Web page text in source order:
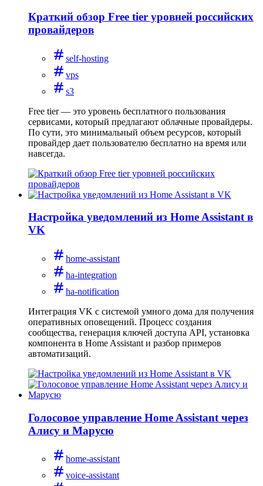
Краткий обзор Free tier уровней российских
провайдеров
self-hosting
vps
s3
Free tier — это уровень бесплатного пользования
сервисами, который предлагают облачные провайдеры.
По сути, это минимальный объем ресурсов, который
провайдер дает пользователю бесплатно на время или
навсегда.
Настройка уведомлений из Home Assistant в
VK
home-assistant
ha-integration
ha-notification
Интеграция VK с системой умного дома для получения
оперативных оповещений. Процесс создания
сообщества, генерация ключей доступа API, установка
компонента в Home Assistant и разбор примеров
автоматизаций.
Голосовое управление Home Assistant через
Алису и Марусю
home-assistant
voice-assistant